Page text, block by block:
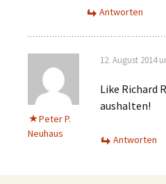
Antworten
Peter P.
Neuhaus
12. August 2014
Like Richard
aushalten!
Antworten